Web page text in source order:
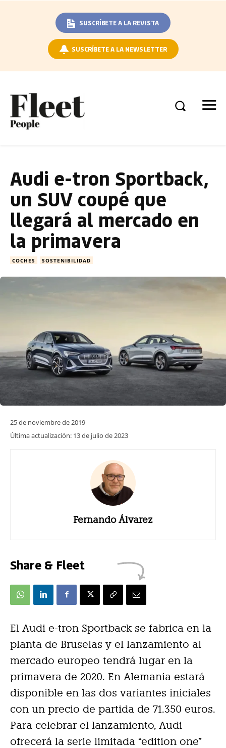
SUSCRÍBETE A LA REVISTA
SUSCRÍBETE A LA NEWSLETTER
Audi e-tron Sportback,
un SUV coupé que
llegará al mercado en
la primavera
COCHES SOSTENIBILIDAD
25 de noviembre de 2019
Última actualización: 13 de julio de 2023
Fernando Álvarez
Share & Fleet
El Audi e-tron Sportback se fabrica en la
planta de Bruselas y el lanzamiento al
mercado europeo tendrá lugar en la
primavera de 2020. En Alemania estará
disponible en las dos variantes iniciales
con un precio de partida de 71.350 euros.
Para celebrar el lanzamiento, Audi
ofrecerá la serie limitada “edition one”